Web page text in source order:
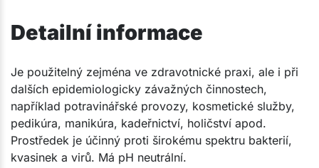
Detailní informace
Je použitelný zejména ve zdravotnické praxi, ale i při
dalších epidemiologicky závažných činnostech,
například potravinářské provozy, kosmetické služby,
pedikúra, manikúra, kadeřnictví, holičství apod.
Prostředek je účinný proti širokému spektru bakterií,
kvasinek a virů. Má pH neutrální.